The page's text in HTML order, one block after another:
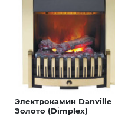
Электрокамин Danville
Золото (Dimplex)